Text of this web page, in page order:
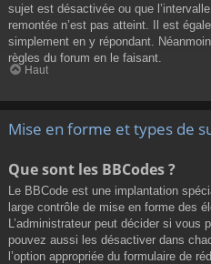
sujet est désactivée ou que
remontée n’est pas atteint. Il est
simplement en y répondant.
règles du forum en le faisant.
Haut
Mise en forme et types de
Que sont les BBCodes ?
Le BBCode est une implantation
large contrôle de mise en forme des
L’administrateur peut décider si
pouvez aussi les désactiver dans
l’option appropriée du formulaire de